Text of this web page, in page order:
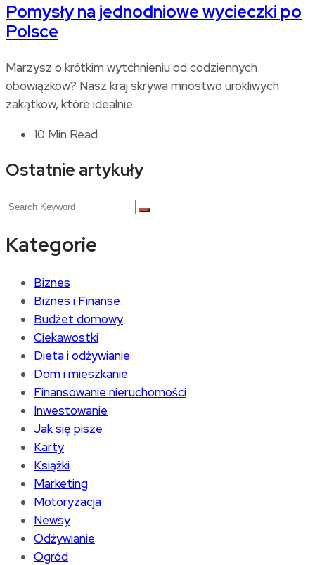
Pomysły na jednodniowe wycieczki po
Polsce
Marzysz o krótkim wytchnieniu od codziennych
obowiązków? Nasz kraj skrywa mnóstwo urokliwych
zakątków, które idealnie
10 Min Read
Ostatnie artykuły
Kategorie
Biznes
Biznes i Finanse
Budżet domowy
Ciekawostki
Dieta i odżywianie
Dom i mieszkanie
Finansowanie nieruchomości
Inwestowanie
Jak się pisze
Karty
Książki
Marketing
Motoryzacja
Newsy
Odżywianie
Ogród